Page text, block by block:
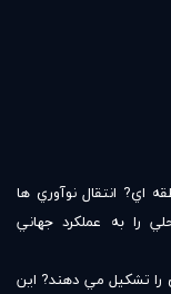
اي? انتقال نوآوري ها
را به عملکرد جهاني
را تشکيل مي دهند? اين